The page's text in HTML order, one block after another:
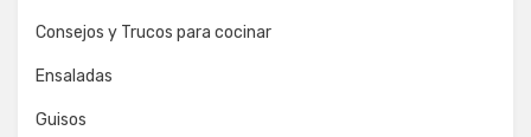
Consejos y Trucos para cocinar
Ensaladas
Guisos